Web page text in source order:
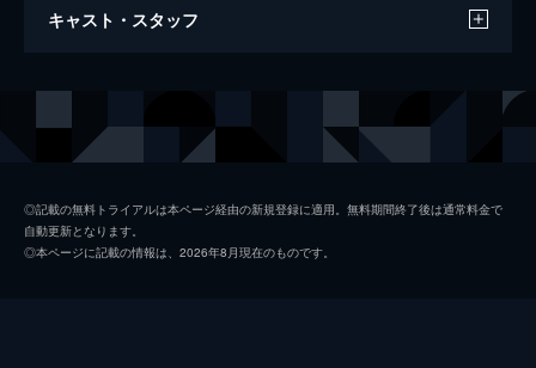
インセプション
う犯罪分野としては最高の技術を持つコブ。
任務が課せられて…!?
キャスト・スタッフ
サイトー 渡辺謙
◎記載の無料トライアルは本ページ経由の新規登録に適用。無料期間終了後は通常料金で
自動更新となります。
◎本ページに記載の情報は、2026年8月現在のものです。